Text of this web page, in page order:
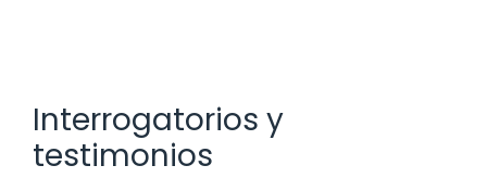
Interrogatorios y
testimonios